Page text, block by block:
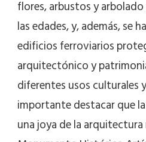
flores, arbustos y
las edades, y, además, se
edificios ferroviarios
arquitectónico y
diferentes usos culturales
importante destacar que
una joya de la